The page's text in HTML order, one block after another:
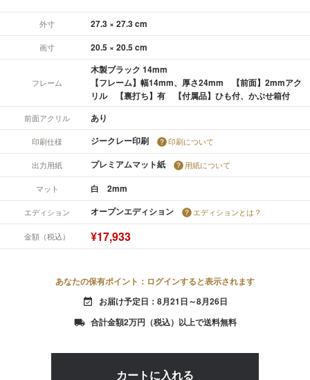
外寸 27.3 × 27.3 cm
画寸 20.5 × 20.5 cm
フレーム
木製ブラック 14mm
【フレーム】幅14mm、厚さ24mm 【前面】2mmアク
リル 【裏打ち】有 【付属品】ひも付、かぶせ箱付
前面アクリル あり
印刷仕様 ジークレー印刷 印刷について
出力用紙 プレミアムマット紙 用紙について
マット 白 2mm
エディション オープンエディション エディションとは？
金額（税込） ¥17,933
あなたの保有ポイント：ログインすると表示されます
event_available お届け予定日：8月21日～8月26日
local_shipping 合計金額2万円（税込）以上で送料無料